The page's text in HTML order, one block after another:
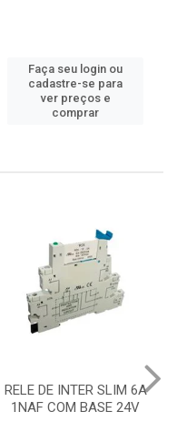
Faça seu login ou
cadastre-se para
ver preços e
comprar
RELE DE INTER SLIM 6A
1NAF COM BASE 24V